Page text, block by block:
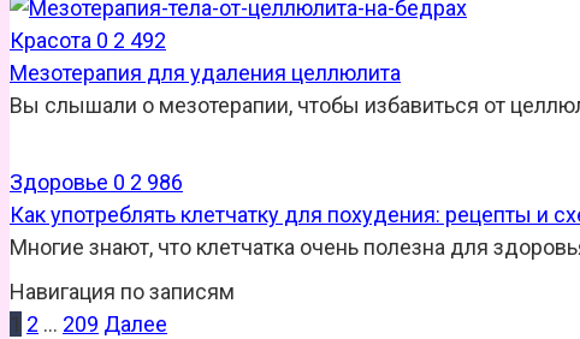
Красота 0 2 492
Мезотерапия для удаления целлюлита
Вы слышали о мезотерапии, чтобы избавиться от
Здоровье 0 2 986
Как употреблять клетчатку для похудения: рецепты и
Многие знают, что клетчатка очень полезна для
Навигация по записям
1 2 … 209 Далее